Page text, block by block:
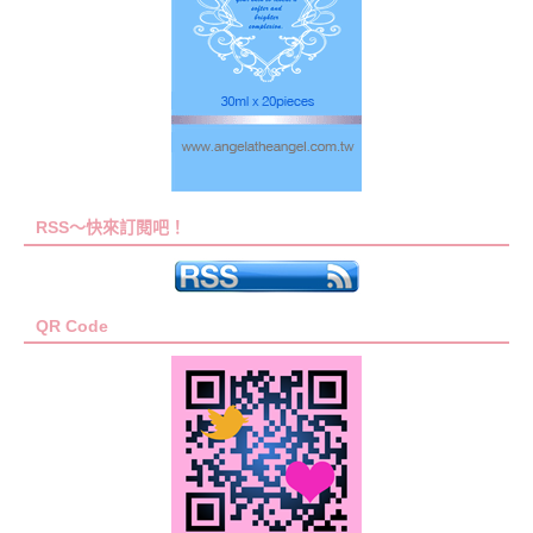
RSS～快來訂閱吧！
QR Code